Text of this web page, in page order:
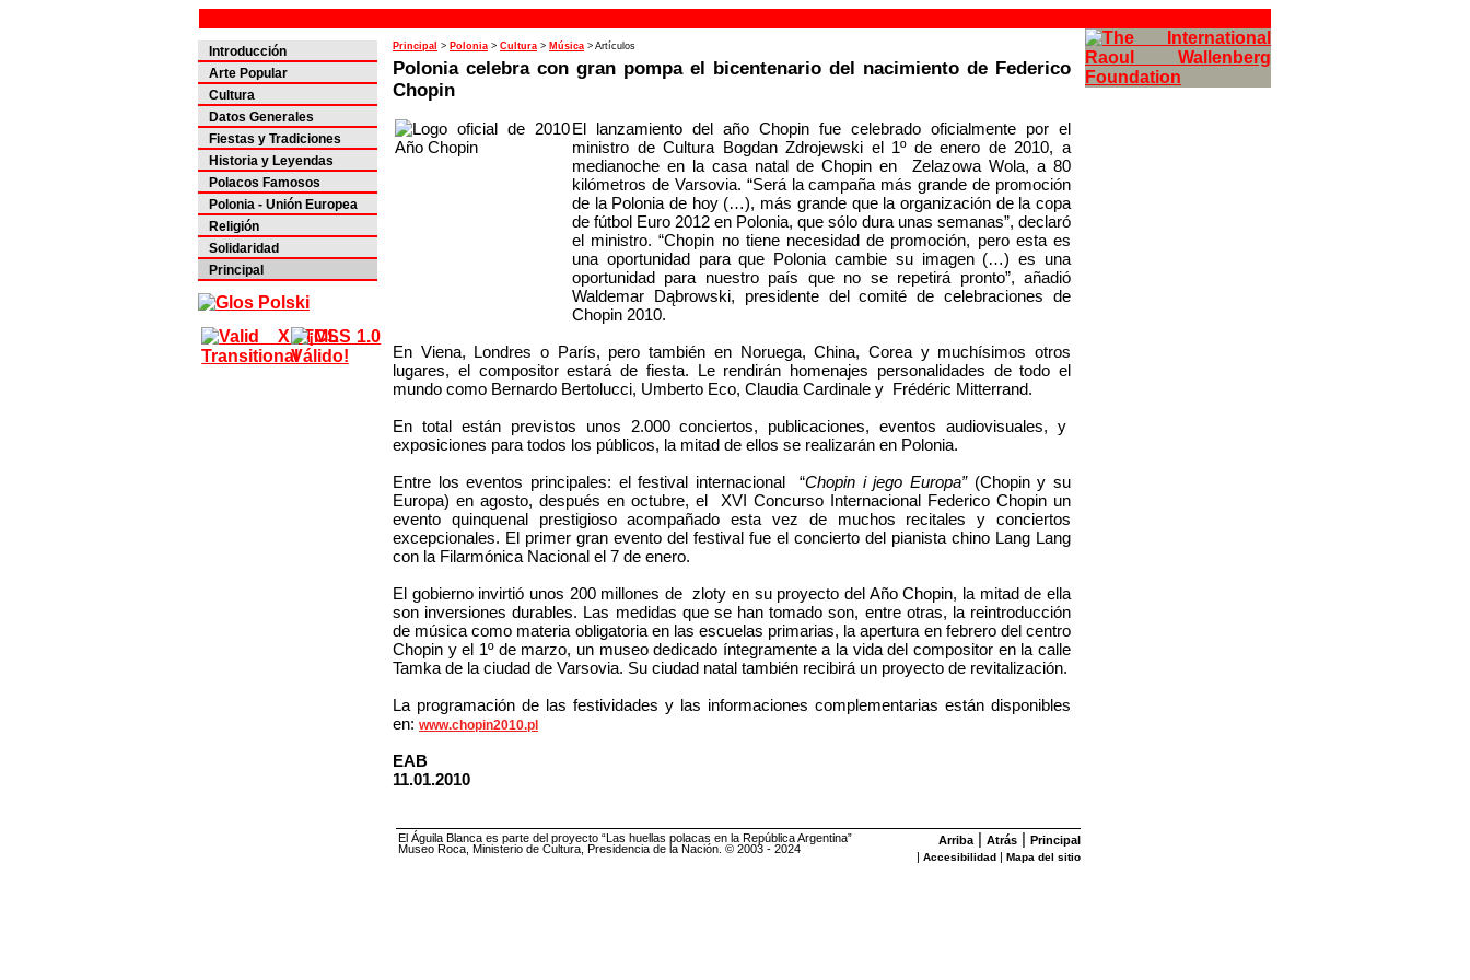
Introducción
Arte Popular
Cultura
Datos Generales
Fiestas y Tradiciones
Historia y Leyendas
Polacos Famosos
Polonia - Unión Europea
Religión
Solidaridad
Principal
Principal > Polonia > Cultura > Música > Artículos
Polonia celebra con gran pompa el bicentenario del nacimiento de Federico
Chopin
El lanzamiento del año Chopin fue celebrado oficialmente por el
ministro de Cultura Bogdan Zdrojewski el 1º de enero de 2010, a
medianoche en la casa natal de Chopin en Zelazowa Wola, a 80
kilómetros de Varsovia. “Será la campaña más grande de promoción
de la Polonia de hoy (…), más grande que la organización de la copa
de fútbol Euro 2012 en Polonia, que sólo dura unas semanas”, declaró
el ministro. “Chopin no tiene necesidad de promoción, pero esta es
una oportunidad para que Polonia cambie su imagen (…) es una
oportunidad para nuestro país que no se repetirá pronto”, añadió
Waldemar Dąbrowski, presidente del comité de celebraciones de
Chopin 2010.
En Viena, Londres o París, pero también en Noruega, China, Corea y muchísimos otros
lugares, el compositor estará de fiesta. Le rendirán homenajes personalidades de todo el
mundo como Bernardo Bertolucci, Umberto Eco, Claudia Cardinale y Frédéric Mitterrand.
En total están previstos unos 2.000 conciertos, publicaciones, eventos audiovisuales, y
exposiciones para todos los públicos, la mitad de ellos se realizarán en Polonia.
Entre los eventos principales: el festival internacional “Chopin i jego Europa” (Chopin y su
Europa) en agosto, después en octubre, el XVI Concurso Internacional Federico Chopin un
evento quinquenal prestigioso acompañado esta vez de muchos recitales y conciertos
excepcionales. El primer gran evento del festival fue el concierto del pianista chino Lang Lang
con la Filarmónica Nacional el 7 de enero.
El gobierno invirtió unos 200 millones de zloty en su proyecto del Año Chopin, la mitad de ella
son inversiones durables. Las medidas que se han tomado son, entre otras, la reintroducción
de música como materia obligatoria en las escuelas primarias, la apertura en febrero del centro
Chopin y el 1º de marzo, un museo dedicado íntegramente a la vida del compositor en la calle
Tamka de la ciudad de Varsovia. Su ciudad natal también recibirá un proyecto de revitalización.
La programación de las festividades y las informaciones complementarias están disponibles
en: www.chopin2010.pl
EAB
11.01.2010
Arriba| Atrás| Principal
| Accesibilidad| Mapa del sitio
El Águila Blanca es parte del proyecto “Las huellas polacas en la República Argentina”
Museo Roca, Ministerio de Cultura, Presidencia de la Nación. © 2003 - 2024